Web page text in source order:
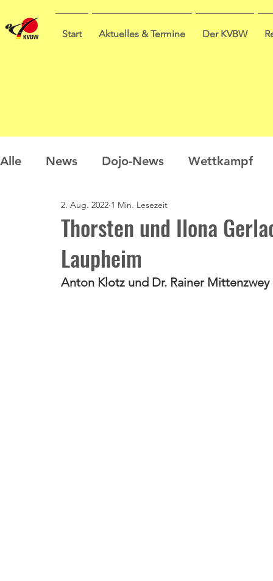
Start Aktuelles & Termine Der KVBW
Alle News Dojo-News Wettkampf
Nachwuchs Prüfungen
Sommercamp Umfrage
Thorsten und Ilona
Laupheim
2. Aug. 2022 1 Min. Lesezeit
Anton Klotz und Dr. Rainer